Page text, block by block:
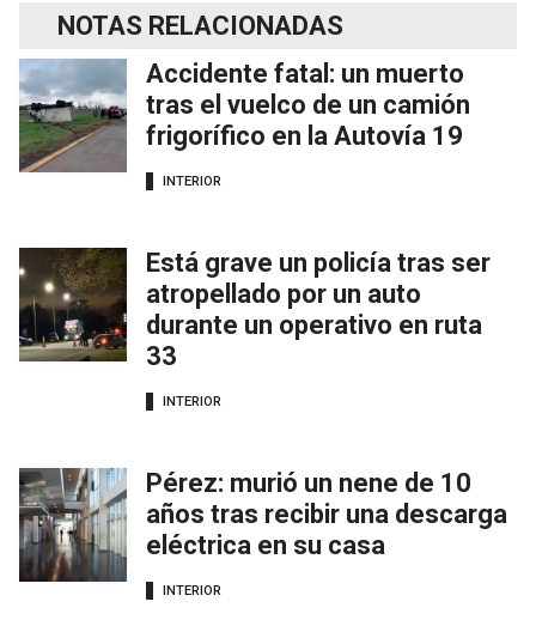
NOTAS RELACIONADAS
Accidente fatal: un muerto
tras el vuelco de un camión
frigorífico en la Autovía 19
INTERIOR
Está grave un policía tras ser
atropellado por un auto
durante un operativo en ruta
33
INTERIOR
Pérez: murió un nene de 10
años tras recibir una descarga
eléctrica en su casa
INTERIOR